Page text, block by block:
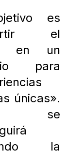
es
el
en un
para
únicas».
se
la